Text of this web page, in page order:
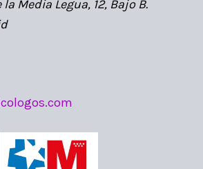
Media Legua, 12, Bajo B.